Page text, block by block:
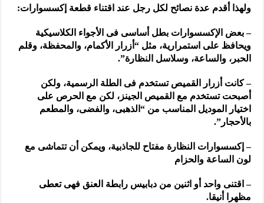
ولهذا أقدم عدة نصائح لكل رجل عند اقتناء قطعة إكسسوارات:
– بعض الإكسسوارات بطل أساسى فى الأجواء الكلاسيكية
ويحافظ على استمرارية، مثل “أزرار الأكمام، والمحفظة، وقلم
الحبر، والساعة، وسلاسل النظارة”.
– كانت أزرار القميص تستخدم فى الطلة الرسمية، ولكن
أصبحت تستخدم مع القميص الجينز، لكن مع الحرص على
اختيار الموديل المناسب من “الذهبى، والفضى، والمطعم
بالأحجار”.
– إكسسوارات النظارة مفتاح للجاذبية، ويمكن أن تتماشى مع
لون الساعة والحزام
– اقتنى واحد أو اثنين من دبابيس رابطة العنق فهى تعطى
مظهرا أنيقا.